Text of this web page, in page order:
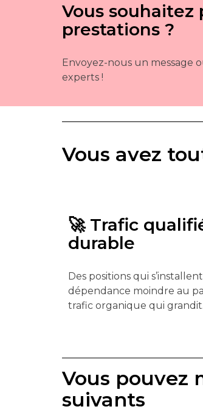
Vous souhaitez
prestations ?
Envoyez-nous un message
experts !
Vous avez
🚀 Trafic
durable
Des positions qui
dépendance moindre au
trafic organique qui grandit.
Vous pouvez
suivants